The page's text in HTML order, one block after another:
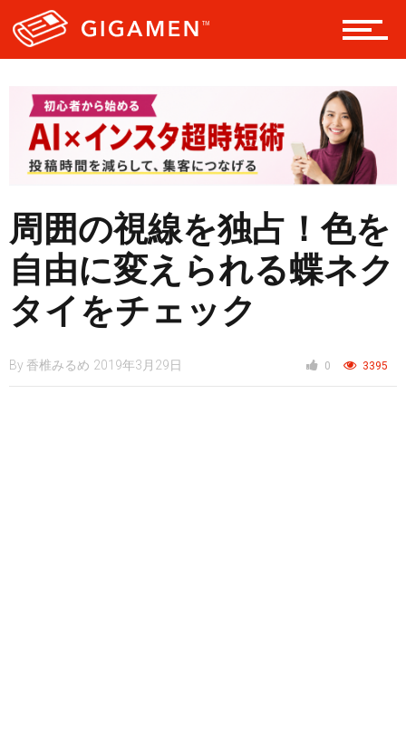
レジャー
ヘルス・健康
スタイル
仮想通貨
周囲の視線を独占！色を
自由に変えられる蝶ネク
タイをチェック
By 香椎みるめ 2019年3月29日 0 3395